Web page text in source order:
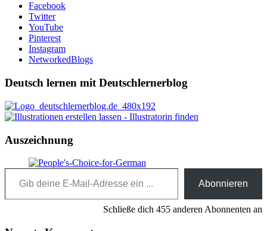
Facebook
Twitter
YouTube
Pinterest
Instagram
NetworkedBlogs
Deutsch lernen mit Deutschlernerblog
Auszeichnung
Gib deine E-Mail-Adresse ein ...
Abonnieren
Schließe dich 455 anderen Abonnenten an